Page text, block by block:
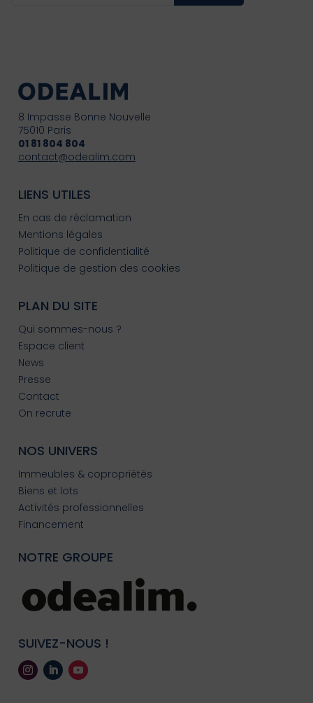
8 Impasse Bonne Nouvelle
75010 Paris
01 81 804 804
contact@odealim.com
LIENS UTILES
En cas de réclamation
Mentions légales
Politique de confidentialité
Politique de gestion des cookies
PLAN DU SITE
Qui sommes-nous ?
Espace client
News
Presse
Contact
On recrute
NOS UNIVERS
Immeubles & copropriétés
Biens et lots
Activités professionnelles
Financement
NOTRE GROUPE
SUIVEZ-NOUS !